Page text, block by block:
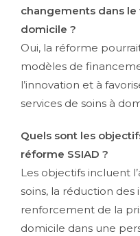
changements dans
domicile ?
Oui, la réforme
modèles de
l’innovation et à
services de soins à
Quels sont les
réforme SSIAD ?
Les objectifs incluent
soins, la réduction
renforcement de la
domicile dans une